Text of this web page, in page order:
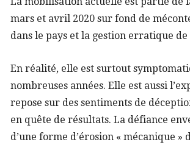
mars et avril 2020 sur fond de
dans le pays et la gestion erratique
En réalité, elle est surtout
nombreuses années. Elle est aussi
repose sur des sentiments de
en quête de résultats. La défiance
d’une forme d’érosion « mécanique »